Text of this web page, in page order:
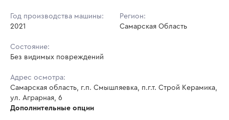
Год производства машины:
2021
Регион:
Самарская Область
Состояние:
Без видимых повреждений
Адрес осмотра:
Самарская область, г.п. Смышляевка, п.г.т. Строй Керамика,
ул. Аграрная, 6
Дополнительные опции